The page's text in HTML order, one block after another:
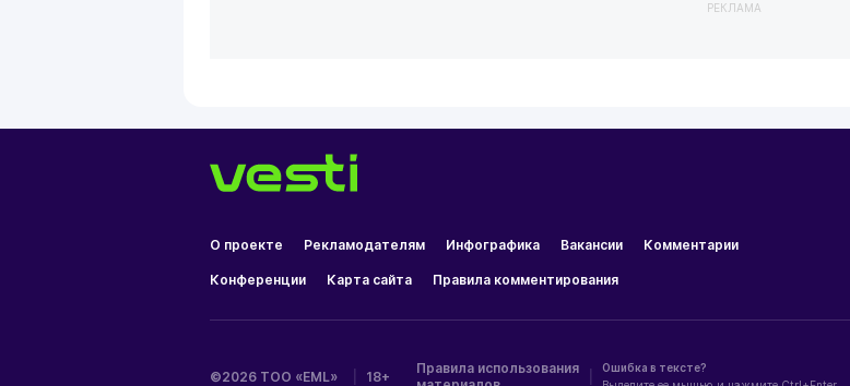
РЕКЛАМА
О проекте Рекламодателям Инфографика Вакансии Комментарии
Конференции Карта сайта Правила комментирования
©2026 ТОО «EML» 18+
Правила использования
Ошибка в тексте?